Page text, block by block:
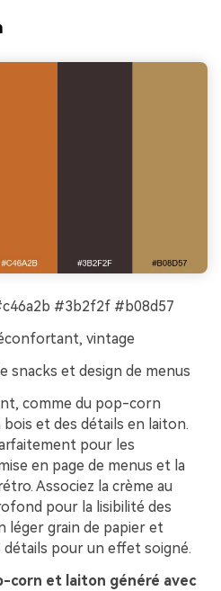
#3b2f2f #b08d57
vintage
snacks et design de menus
comme du pop-corn
et des détails en laiton.
pour les
en page de menus et la
Associez la crème au
pour la lisibilité des
léger grain de papier et
pour un effet soigné.
corn et laiton généré avec